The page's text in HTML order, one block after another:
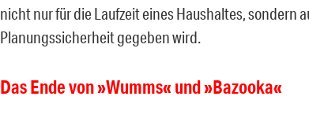
nicht nur für die Laufzeit eines Haushaltes, sondern
Planungssicherheit gegeben wird.
Das Ende von»Wumms«und»Bazooka«